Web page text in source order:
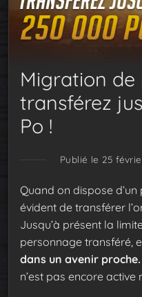
Migration de
transférez
Po !
Publié le 25
Quand on dispose d’un
évident de transférer
Jusqu’à présent la
personnage transféré,
dans un avenir proche.
n’est pas encore active